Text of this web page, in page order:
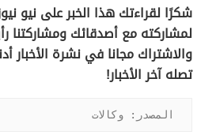
شكرًا لقراءتك هذا الخبر على نيو
لمشاركته مع أصدقائك ومشاركتنا
والاشتراك مجانا في نشرة الأخبار
تصله آخر الأخبار!
المصدر: وكالات